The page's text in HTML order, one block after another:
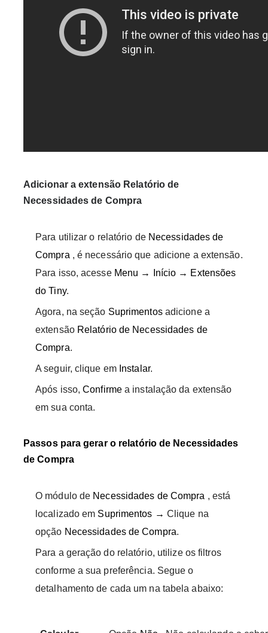
Adicionar a extensão Relatório de
Necessidades de Compra
Para utilizar o relatório de Necessidades de
Compra , é necessário que adicione a extensão.
Para isso, acesse Menu → Início → Extensões
do Tiny.
Agora, na seção Suprimentosadicione a
extensão Relatório de Necessidades de
Compra.
A seguir, clique em Instalar.
Após isso,Confirmea instalação da extensão
em sua conta.
Passos para gerar o relatório de Necessidades
de Compra
O módulo de Necessidades de Compra , está
localizado em Suprimentos → Clique na
opção Necessidades de Compra.
Para a geração do relatório, utilize os filtros
conforme a sua preferência. Segue o
detalhamento de cada um na tabela abaixo: